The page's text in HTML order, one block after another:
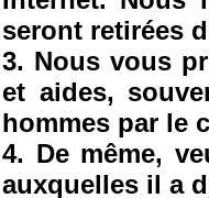
seront retirées
3. Nous vous
et aides,
hommes par le
4. De même,
auxquelles il a